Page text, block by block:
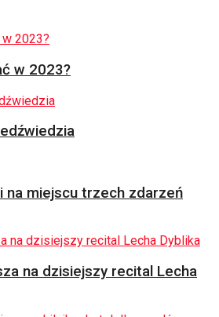
w 2023?
na miejscu trzech zdarzeń
na dzisiejszy recital Lecha